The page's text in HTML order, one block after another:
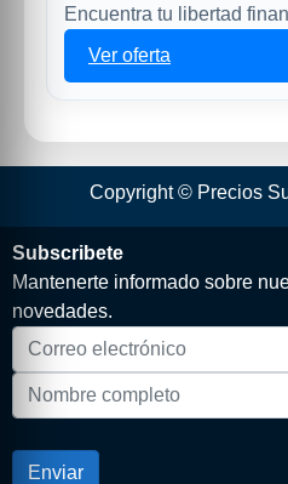
Encuentra tu libertad
Ver oferta
Copyright © Precios
Subscribete
Mantenerte informado sobre
novedades.